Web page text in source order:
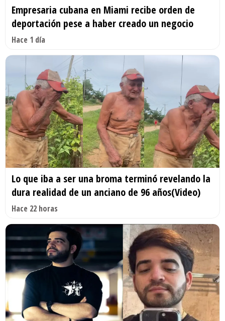
Empresaria cubana en Miami recibe orden de
deportación pese a haber creado un negocio
Hace 1 día
Lo que iba a ser una broma terminó revelando la
dura realidad de un anciano de 96 años(Video)
Hace 22 horas